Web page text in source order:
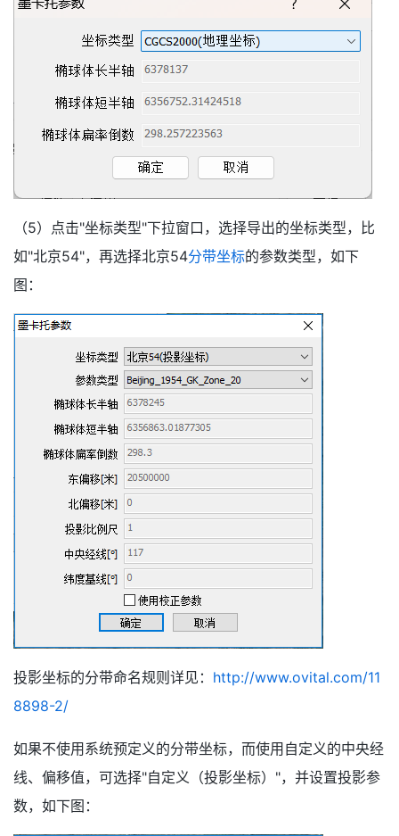
（5）点击"坐标类型"下拉窗口，选择导出的坐标类型，比
如"北京54"，再选择北京54分带坐标的参数类型，如下
图：
投影坐标的分带命名规则详见： http://www.ovital.com/11
8898-2/
如果不使用系统预定义的分带坐标，而使用自定义的中央经
线、偏移值，可选择"自定义（投影坐标）"，并设置投影参
数，如下图：